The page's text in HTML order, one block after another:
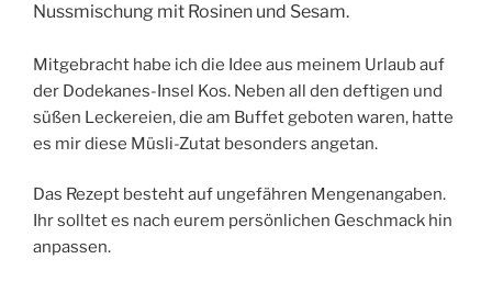
Nussmischung mit Rosinen und Sesam.
Mitgebracht habe ich die Idee aus meinem Urlaub auf
der Dodekanes-Insel Kos. Neben all den deftigen und
süßen Leckereien, die am Buffet geboten waren, hatte
es mir diese Müsli-Zutat besonders angetan.
Das Rezept besteht auf ungefähren Mengenangaben.
Ihr solltet es nach eurem persönlichen Geschmack hin
anpassen.